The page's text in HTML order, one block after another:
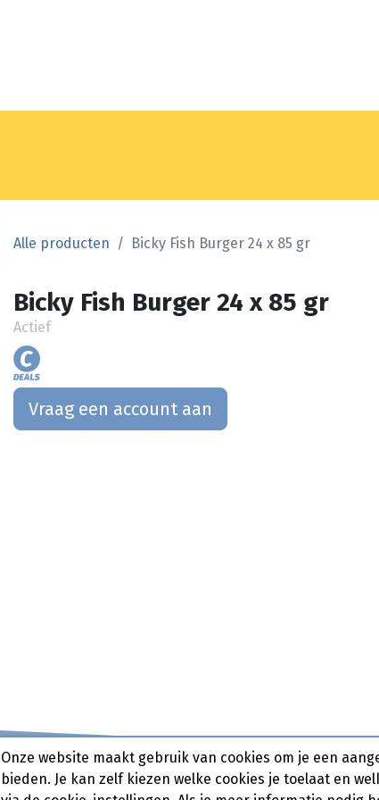
Alle producten Bicky Fish Burger 24 x 85 gr
Bicky Fish Burger 24 x 85 gr
Actief
Vraag een account aan
Onze website maakt gebruik van cookies om je een
bieden. Je kan zelf kiezen welke cookies je toelaat en